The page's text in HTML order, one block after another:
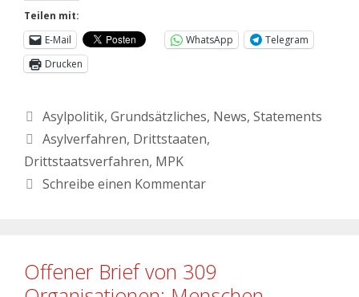
Teilen mit:
E-Mail
WhatsApp
Telegram
Drucken
Asylpolitik, Grundsätzliches, News, Statements
Asylverfahren, Drittstaaten,
Drittstaatsverfahren, MPK
Schreibe einen Kommentar
Offener Brief von 309